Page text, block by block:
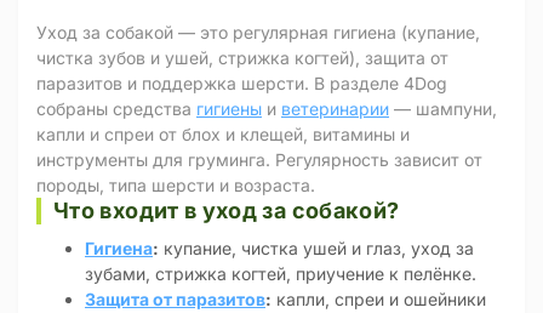
Уход за собакой — это регулярная гигиена (купание,
чистка зубов и ушей, стрижка когтей), защита от
паразитов и поддержка шерсти. В разделе 4Dog
собраны средства гигиены и ветеринарии — шампуни,
капли и спреи от блох и клещей, витамины и
инструменты для груминга. Регулярность зависит от
породы, типа шерсти и возраста.
Что входит в уход за собакой?
Гигиена: купание, чистка ушей и глаз, уход за
зубами, стрижка когтей, приучение к пелёнке.
Защита от паразитов: капли, спреи и ошейники